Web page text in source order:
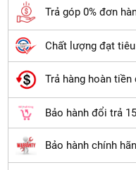
Trả góp 0% đơn
Chất lượng đạt
Trả hàng hoàn tiền
Bảo hành đổi trả
Bảo hành chính